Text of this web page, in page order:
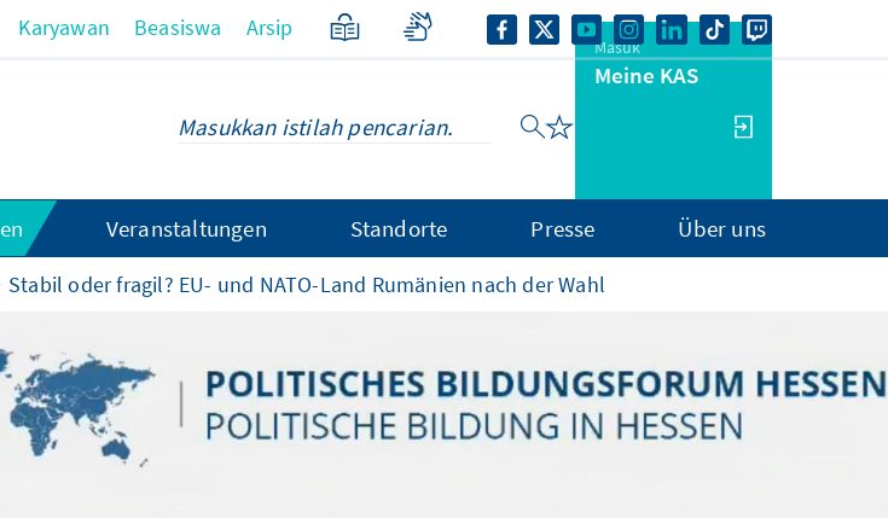
Karyawan Beasiswa Arsip
Masuk
Meine KAS
Veranstaltungen Standorte Presse Über uns
Stabil oder fragil? EU- und NATO-Land Rumänien nach der Wahl